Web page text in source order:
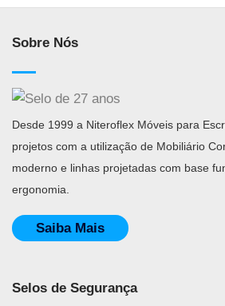
Sobre Nós
Desde 1999 a Niteroflex Móveis para
projetos com a utilização de Mobiliário
moderno e linhas projetadas com base
ergonomia.
Saiba Mais
Selos de Segurança